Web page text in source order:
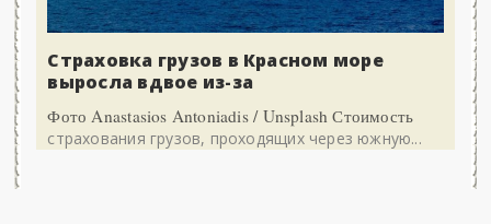
Страховка грузов в Красном море
выросла вдвое из-за
Фото Anastasios Antoniadis / Unsplash Стоимость
страхования грузов, проходящих через южную...